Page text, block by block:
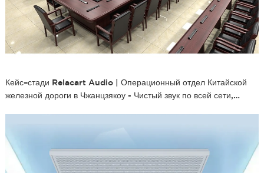
Кейс–стади Relacart Audio | Операционный отдел Китайской
железной дороги в Чжанцзякоу - Чистый звук по всей сети,